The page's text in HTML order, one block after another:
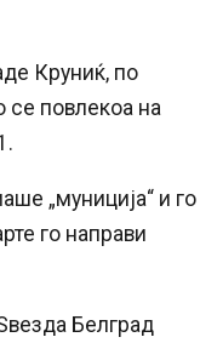
Круниќ, по
се повлекоа на
„муниција“ и го
го направи
Белград